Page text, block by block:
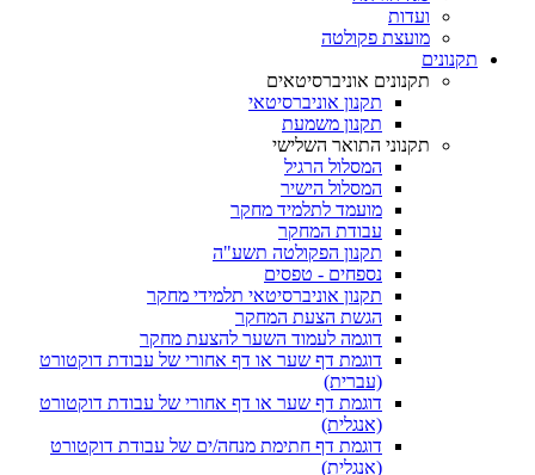
ועדות
מועצת פקולטה
תקנונים
תקנונים אוניברסיטאים
תקנון אוניברסיטאי
תקנון משמעת
תקנוני התואר השלישי
המסלול הרגיל
המסלול הישיר
מועמד לתלמיד מחקר
עבודת המחקר
תקנון הפקולטה תשע"ה
נספחים - טפסים
תקנון אוניברסיטאי תלמידי מחקר
הגשת הצעת המחקר
דוגמה לעמוד השער להצעת מחקר
דוגמת דף שער או דף אחורי של עבודת דוקטורט
(עברית)
דוגמת דף שער או דף אחורי של עבודת דוקטורט
(אנגלית)
דוגמת דף חתימת מנחה/ים של עבודת דוקטורט
(אנגלית)